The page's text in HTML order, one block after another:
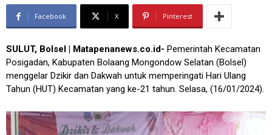
Facebook X Pinterest
SULUT, Bolsel | Matapenanews.co.id- Pemerintah Kecamatan
Posigadan, Kabupaten Bolaang Mongondow Selatan (Bolsel)
menggelar Dzikir dan Dakwah untuk memperingati Hari Ulang
Tahun (HUT) Kecamatan yang ke-21 tahun. Selasa, (16/01/2024).